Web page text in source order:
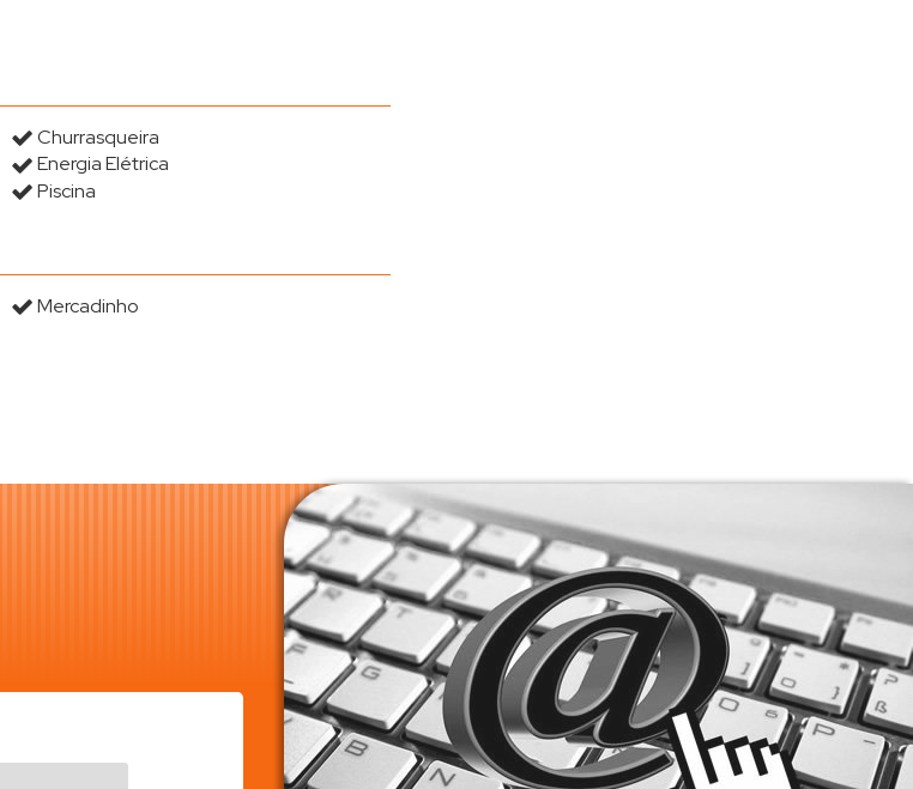
Churrasqueira
Energia Elétrica
Piscina
Mercadinho